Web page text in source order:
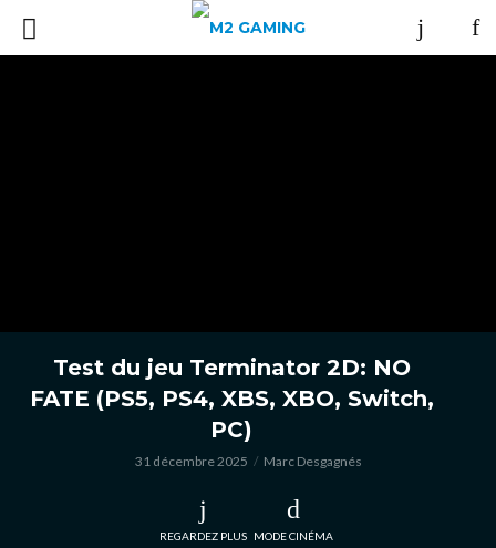
Test du jeu Terminator 2D: NO
FATE (PS5, PS4, XBS, XBO, Switch,
PC)
31 décembre 2025 Marc Desgagnés
REGARDEZ PLUS
MODE CINÉMA